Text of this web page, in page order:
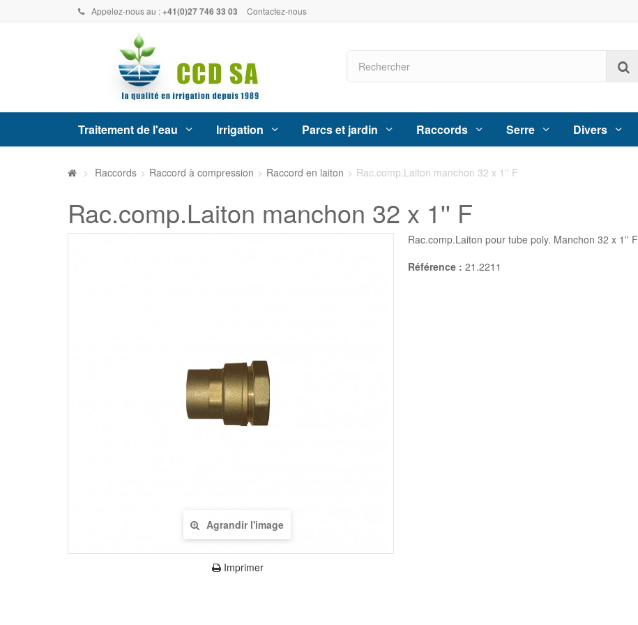
Appelez-nous au :+41(0)27 746 33 03 Contactez-nous
Traitement de l'eau Irrigation Parcs et jardin Raccords Serre Divers
> Raccords > Raccord à compression > Raccord en laiton > Rac.comp.Laiton manchon 32 x 1'' F
Rac.comp.Laiton manchon 32 x 1'' F
Agrandir l'image
Imprimer
Rac.comp.Laiton pour tube poly. Manchon 32 x 1'' F
Référence : 21.2211